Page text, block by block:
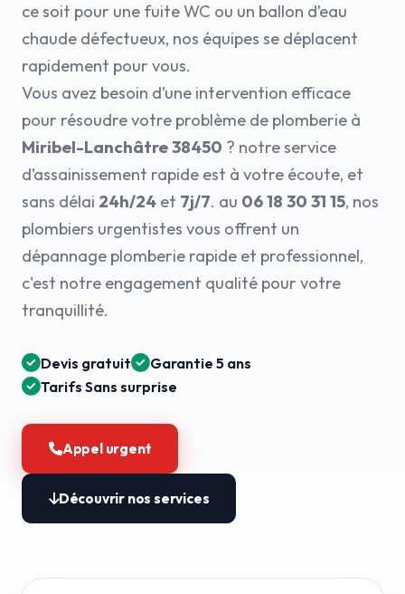
ce soit pour une fuite WC ou un ballon d’eau
chaude défectueux, nos équipes se déplacent
rapidement pour vous.
Vous avez besoin d’une intervention efficace
pour résoudre votre problème de plomberie à
Miribel-Lanchâtre 38450 ? notre service
d’assainissement rapide est à votre écoute, et
sans délai 24h/24 et 7j/7. au 06 18 30 31 15, nos
plombiers urgentistes vous offrent un
dépannage plomberie rapide et professionnel,
c'est notre engagement qualité pour votre
tranquillité.
Devis gratuit
Garantie 5 ans
Tarifs Sans surprise
Appel urgent
Découvrir nos services